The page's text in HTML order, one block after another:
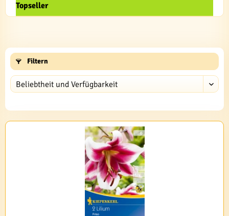
Topseller
Filtern